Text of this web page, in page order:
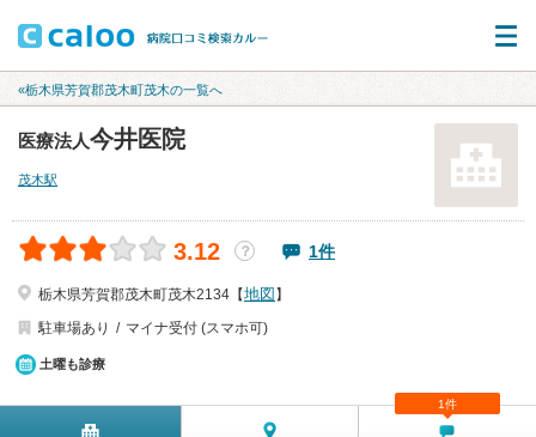
«栃木県芳賀郡茂木町茂木の一覧へ
医療法人今井医院
茂木駅
3.12 ？ 1件
栃木県芳賀郡茂木町茂木2134【地図 】
駐車場あり
マイナ受付 (スマホ可)
土曜も診療
1件